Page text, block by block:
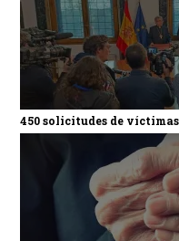
450 solicitudes de víctimas